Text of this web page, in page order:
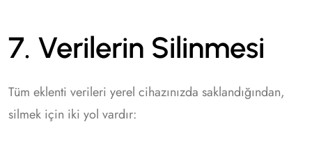
7. Verilerin Silinmesi
Tüm eklenti verileri yerel cihazınızda saklandığından,
silmek için iki yol vardır: